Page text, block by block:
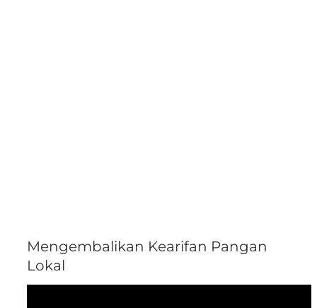
Mengembalikan Kearifan Pangan
Lokal